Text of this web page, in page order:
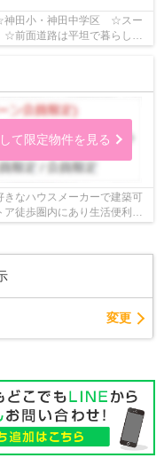
田小・神田中学区 ☆スー
前面道路は平坦で暮らしや
て限定物件を見る
なハウスメーカーで建築可
ア徒歩圏内にあり生活便利
【平塚...
変更